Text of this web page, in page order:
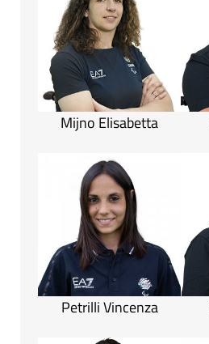
Mijno Elisabetta
Petrilli Vincenza